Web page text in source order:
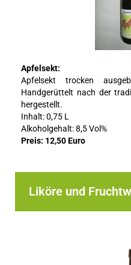
Apfelsekt:
Apfelsekt trocken
Handgerüttelt nach der
hergestellt.
Inhalt: 0,75 L
Alkoholgehalt: 8,5 Vol%
Preis: 12,50 Euro
Liköre und